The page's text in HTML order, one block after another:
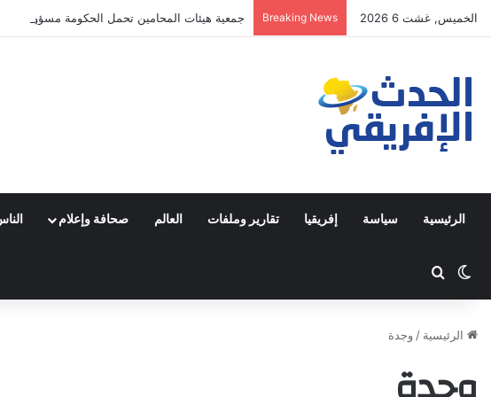
الخميس, غشت 6 2026 Breaking News جمعية هيئات المحامين تحمل الحكومة مسؤولية
الرئيسية سياسة إفريقيا تقارير وملفات العالم صحافة وإعلام
Switch skin
الرئيسية / وجدة